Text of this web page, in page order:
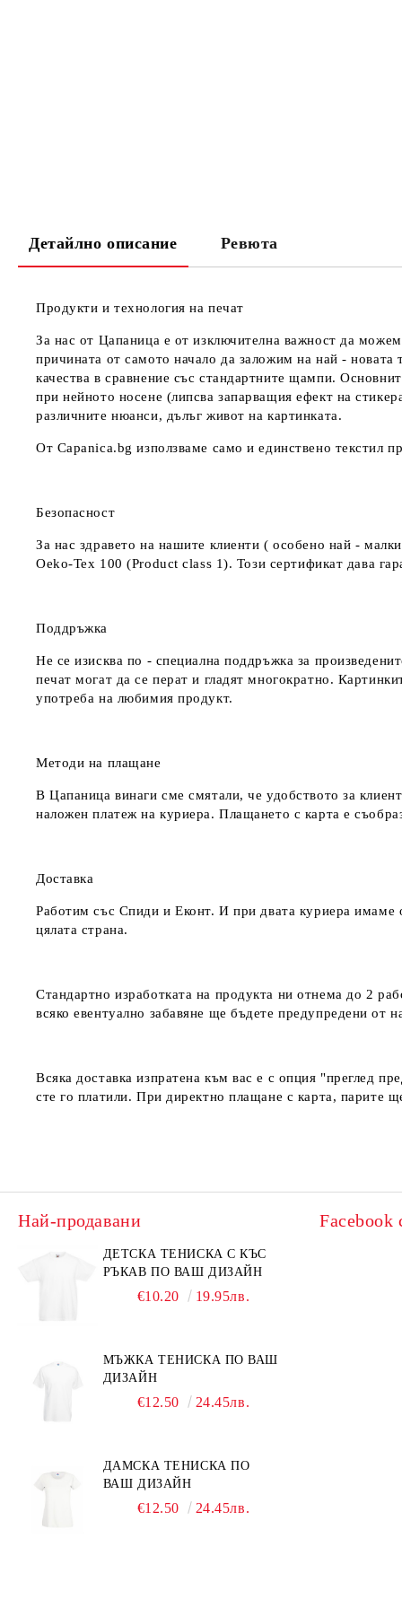
Детайлно описание Ревюта
Продукти и технология на печат
За нас от Цапаница е от изключителна важност да
причината от самото начало да заложим на най - новата
качества в сравнение със стандартните щампи.
при нейното носене (липсва запарващия ефект на
различните нюанси, дълъг живот на картинката.
От Capanica.bg използваме само и единствено текстил
Безопасност
За нас здравето на нашите клиенти ( особено най -
Oeko-Tex 100 (Product class 1). Този сертификат дава
Поддръжка
Не се изисква по - специална поддръжка за
печат могат да се перат и гладят многократно.
употреба на любимия продукт.
Методи на плащане
В Цапаница винаги сме смятали, че удобството за
наложен платеж на куриера. Плащането с карта е
Доставка
Работим със Спиди и Еконт. И при двата куриера имаме
цялата страна.
Стандартно изработката на продукта ни отнема до 2
всяко евентуално забавяне ще бъдете предупредени от
Всяка доставка изпратена към вас е с опция "преглед
сте го платили. При директно плащане с карта, парите
Най-продавани
ДЕТСКА ТЕНИСКА С КЪС
РЪКАВ ПО ВАШ ДИЗАЙН
€10.20 19.95лв.
МЪЖКА ТЕНИСКА ПО ВАШ
ДИЗАЙН
€12.50 24.45лв.
ДАМСКА ТЕНИСКА ПО
ВАШ ДИЗАЙН
€12.50 24.45лв.
Facebook